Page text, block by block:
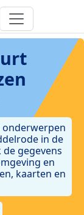
onderwerpen
in de
gegevens
en
kaarten en